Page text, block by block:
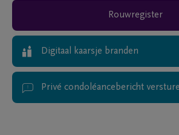
Rouwregister
Digitaal kaarsje branden
Privé condoléancebericht